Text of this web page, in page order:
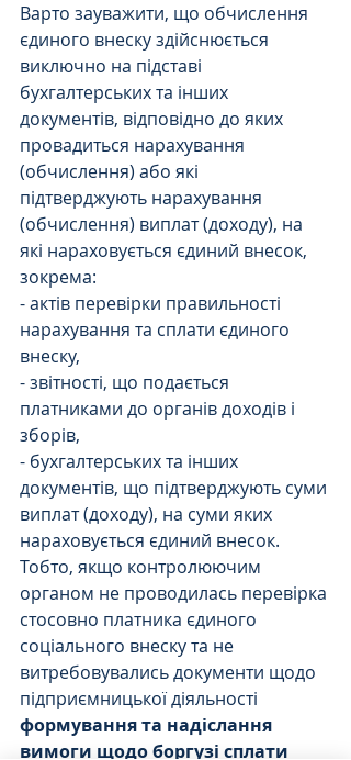
Варто зауважити, що обчислення
єдиного внеску здійснюється
виключно на підставі
бухгалтерських та інших
документів, відповідно до яких
провадиться нарахування
(обчислення) або які
підтверджують нарахування
(обчислення) виплат (доходу), на
які нараховується єдиний внесок,
зокрема:
- актів перевірки правильності
нарахування та сплати єдиного
внеску,
- звітності, що подається
платниками до органів доходів і
зборів,
- бухгалтерських та інших
документів, що підтверджують суми
виплат (доходу), на суми яких
нараховується єдиний внесок.
Тобто, якщо контролюючим
органом не проводилась перевірка
стосовно платника єдиного
соціального внеску та не
витребовувались документи щодо
підприємницької діяльності
формування та надіслання
вимоги щодо боргузі сплати